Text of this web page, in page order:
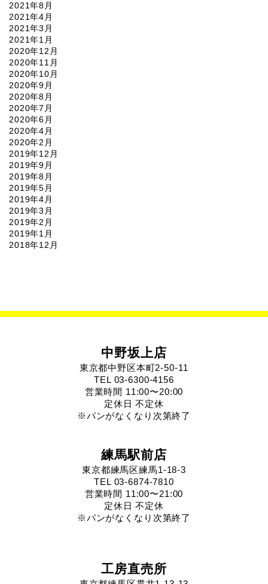
2021年8月
2021年4月
2021年3月
2021年1月
2020年12月
2020年11月
2020年10月
2020年9月
2020年8月
2020年7月
2020年6月
2020年4月
2020年2月
2019年12月
2019年9月
2019年8月
2019年5月
2019年4月
2019年3月
2019年2月
2019年1月
2018年12月
中野坂上店
東京都中野区本町2-50-11
TEL 03-6300-4156
営業時間 11:00〜20:00
定休日 不定休
※パンがなくなり次第終了
練馬駅前店
東京都練馬区練馬1-18-3
TEL 03-6874-7810
営業時間 11:00〜21:00
定休日 不定休
※パンがなくなり次第終了
工房直売所